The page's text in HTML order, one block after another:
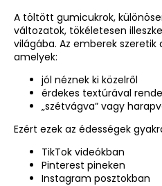
A töltött gumicukrok,
változatok, tökéletesen
világába. Az emberek
amelyek:
jól néznek ki közelről
érdekes textúrával
„szétvágva” vagy
Ezért ezek az édességek
TikTok videókban
Pinterest pineken
Instagram posztokban